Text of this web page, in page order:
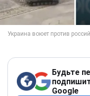
Будьте
Google